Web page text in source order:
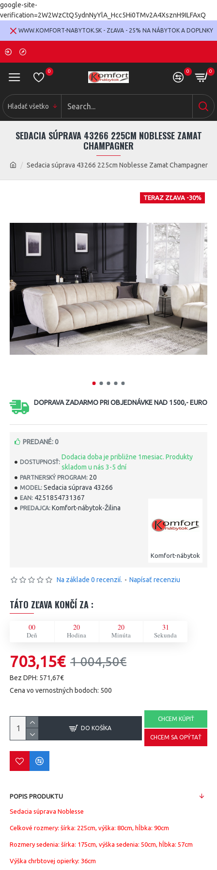
google-site-
verification=2W2WzCtQ5ydnNyYlA_Hcc5Hi0TMv2A4XsznH9ILFAxQ
WWW.KOMFORT-NABYTOK.SK - ZĽAVA - 25% NA NÁBYTOK A DOPLNKY
0 0 0
Hladať všetko
Sedacia súprava 43266 225cm Noblesse Zamat Champagner
SEDACIA SÚPRAVA 43266 225CM NOBLESSE ZAMAT
CHAMPAGNER
TERAZ ZĽAVA -30%
DOPRAVA ZADARMO PRI OBJEDNÁVKE NAD 1500,- EURO
DOSTUPNOSŤ:
Dodacia doba je približne 1mesiac. Produkty
skladom u nás 3-5 dní
PARTNERSKÝ PROGRAM: 20
MODEL: Sedacia súprava 43266
EAN: 4251854731367
PREDAJCA: Komfort-nábytok-Žilina
Komfort-nábytok
PREDANÉ: 0
Na základe 0 recenzií. - Napísať recenziu
TÁTO ZĽAVA KONČÍ ZA :
00
Deň
20
Hodina
20
Minúta
31
Sekunda
703,15€ 1 004,50€
Bez DPH: 571,67€
Cena vo vernostných bodoch: 500
DO KOŠÍKA
CHCEM KÚPIŤ
CHCEM SA OPÝTAŤ
POPIS PRODUKTU
Sedacia súprava Noblesse
Celkové rozmery: šírka: 225cm, výška: 80cm, hĺbka: 90cm
Rozmery sedenia: šírka: 175cm, výška sedenia: 50cm, hĺbka: 57cm
Výška chrbtovej opierky: 36cm